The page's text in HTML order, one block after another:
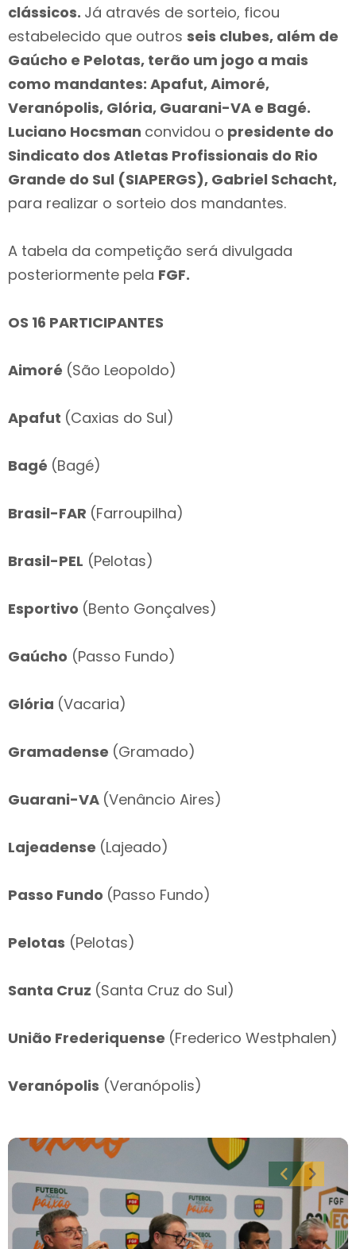
clássicos. Já através de sorteio, ficou
estabelecido que outros seis clubes, além de
Gaúcho e Pelotas, terão um jogo a mais
como mandantes: Apafut, Aimoré,
Veranópolis, Glória, Guarani-VA e Bagé.
Luciano Hocsman convidou o presidente do
Sindicato dos Atletas Profissionais do Rio
Grande do Sul (SIAPERGS), Gabriel Schacht,
para realizar o sorteio dos mandantes.
A tabela da competição será divulgada
posteriormente pela FGF.
OS 16 PARTICIPANTES
Aimoré (São Leopoldo)
Apafut (Caxias do Sul)
Bagé (Bagé)
Brasil-FAR (Farroupilha)
Brasil-PEL (Pelotas)
Esportivo (Bento Gonçalves)
Gaúcho (Passo Fundo)
Glória (Vacaria)
Gramadense (Gramado)
Guarani-VA (Venâncio Aires)
Lajeadense (Lajeado)
Passo Fundo (Passo Fundo)
Pelotas (Pelotas)
Santa Cruz (Santa Cruz do Sul)
União Frederiquense (Frederico Westphalen)
Veranópolis (Veranópolis)